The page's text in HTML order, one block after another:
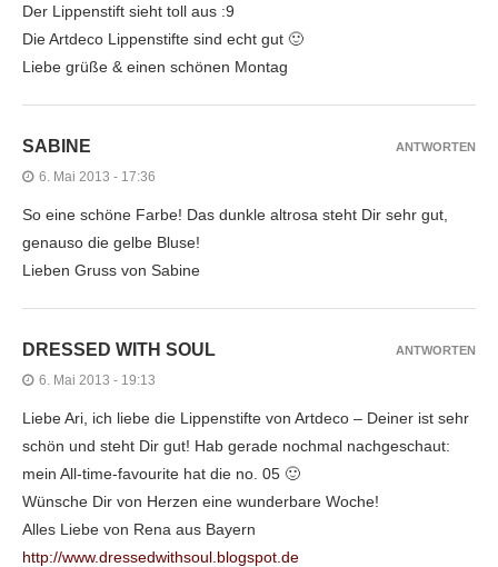
Der Lippenstift sieht toll aus :9
Die Artdeco Lippenstifte sind echt gut 🙂
Liebe grüße & einen schönen Montag
SABINE
6. Mai 2013 - 17:36
So eine schöne Farbe! Das dunkle altrosa steht Dir sehr gut,
genauso die gelbe Bluse!
Lieben Gruss von Sabine
ANTWORTEN
DRESSED WITH SOUL
6. Mai 2013 - 19:13
Liebe Ari, ich liebe die Lippenstifte von Artdeco – Deiner ist sehr
schön und steht Dir gut! Hab gerade nochmal nachgeschaut:
mein All-time-favourite hat die no. 05 🙂
Wünsche Dir von Herzen eine wunderbare Woche!
Alles Liebe von Rena aus Bayern
http://www.dressedwithsoul.blogspot.de
ANTWORTEN